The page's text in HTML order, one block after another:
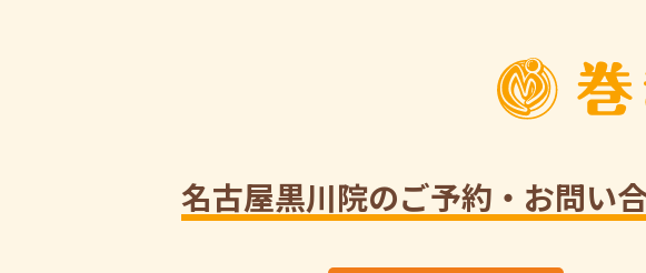
名古屋黒川院のご予約・お問い